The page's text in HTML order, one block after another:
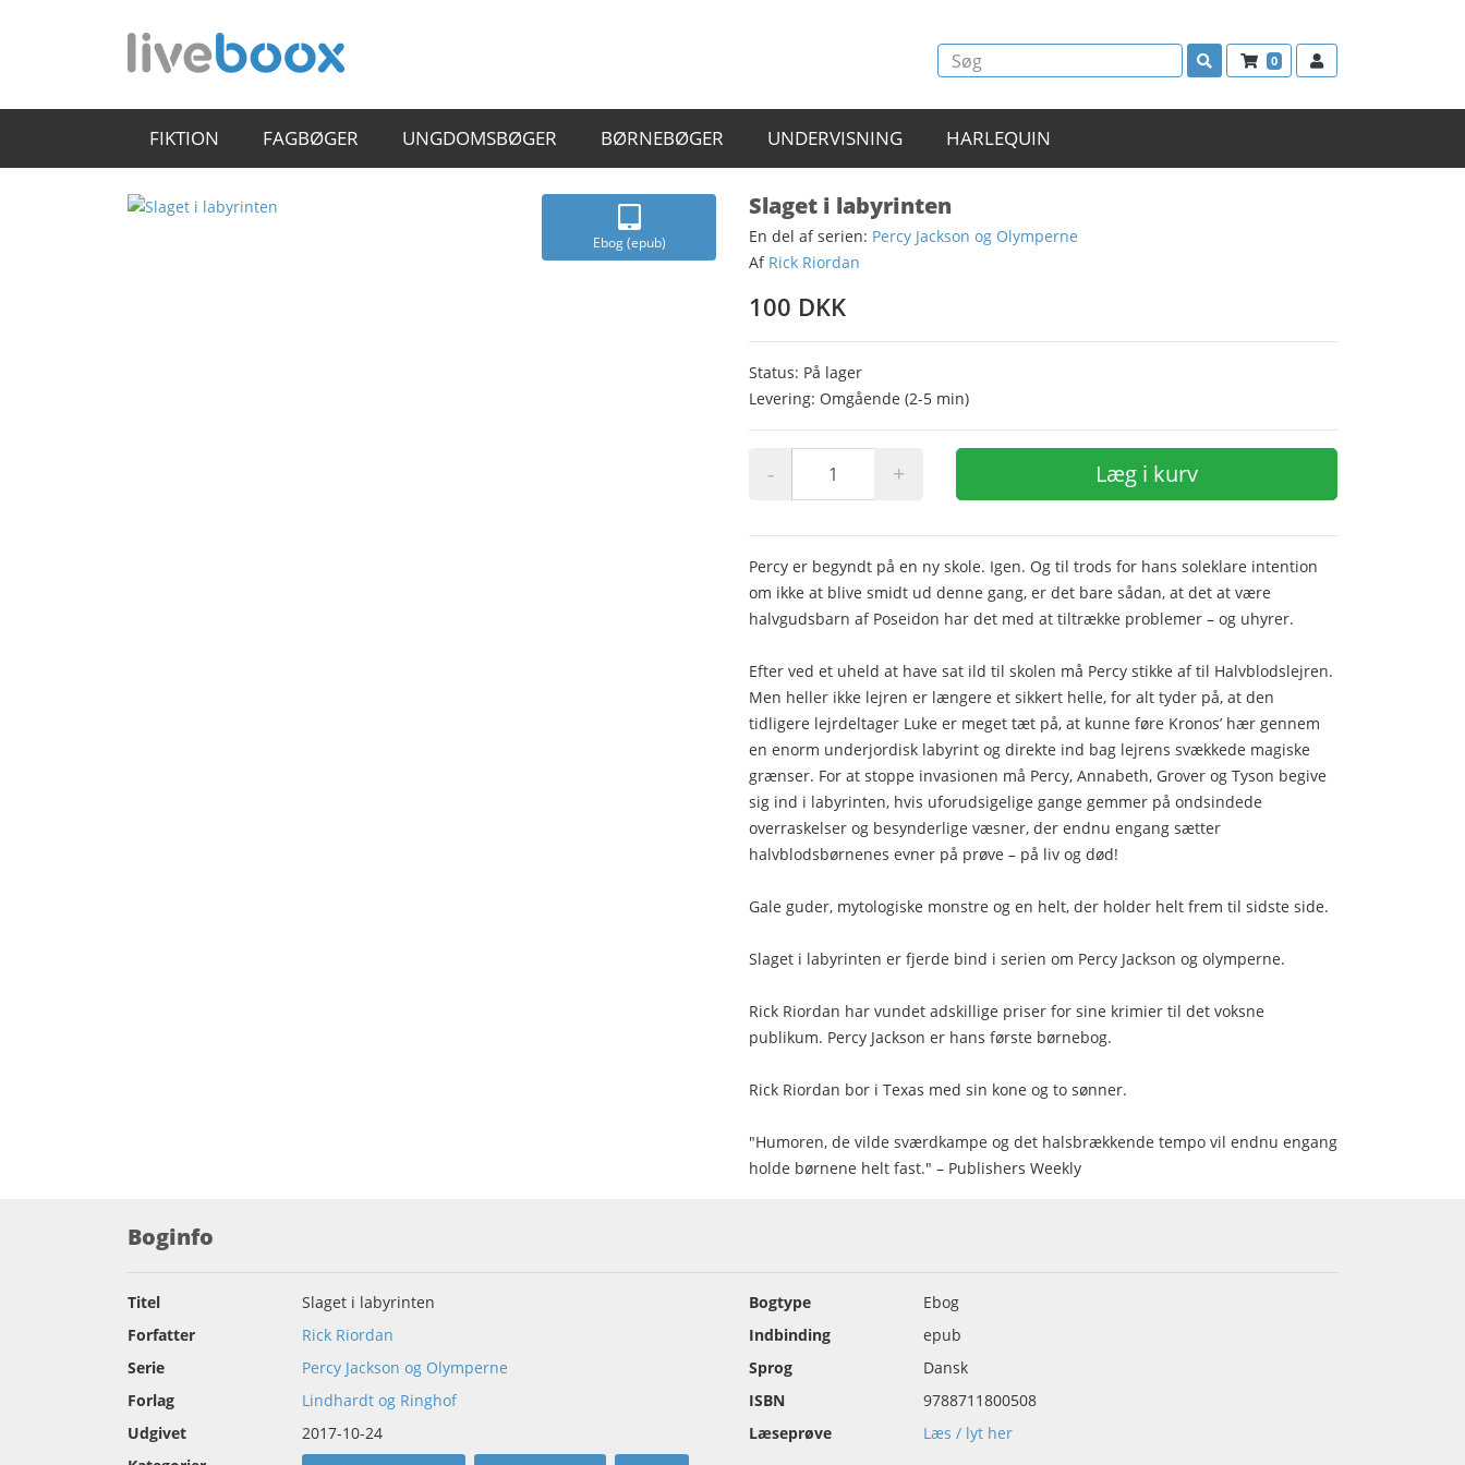
0
FIKTION FAGBØGER UNGDOMSBØGER BØRNEBØGER UNDERVISNING HARLEQUIN
Ebog (epub)
Slaget i labyrinten
En del af serien: Percy Jackson og Olymperne
Af Rick Riordan
100 DKK
Status: På lager
Levering: Omgående (2-5 min)
- + Læg i kurv
Percy er begyndt på en ny skole. Igen. Og til trods for hans soleklare intention
om ikke at blive smidt ud denne gang, er det bare sådan, at det at være
halvgudsbarn af Poseidon har det med at tiltrække problemer – og uhyrer.
Efter ved et uheld at have sat ild til skolen må Percy stikke af til Halvblodslejren.
Men heller ikke lejren er længere et sikkert helle, for alt tyder på, at den
tidligere lejrdeltager Luke er meget tæt på, at kunne føre Kronos’ hær gennem
en enorm underjordisk labyrint og direkte ind bag lejrens svækkede magiske
grænser. For at stoppe invasionen må Percy, Annabeth, Grover og Tyson begive
sig ind i labyrinten, hvis uforudsigelige gange gemmer på ondsindede
overraskelser og besynderlige væsner, der endnu engang sætter
halvblodsbørnenes evner på prøve – på liv og død!
Gale guder, mytologiske monstre og en helt, der holder helt frem til sidste side.
Slaget i labyrinten er fjerde bind i serien om Percy Jackson og olymperne.
Rick Riordan har vundet adskillige priser for sine krimier til det voksne
publikum. Percy Jackson er hans første børnebog.
Rick Riordan bor i Texas med sin kone og to sønner.
"Humoren, de vilde sværdkampe og det halsbrækkende tempo vil endnu engang
holde børnene helt fast." – Publishers Weekly
Boginfo
Titel
Slaget i labyrinten
Forfatter
Rick Riordan
Serie
Percy Jackson og Olymperne
Forlag
Lindhardt og Ringhof
Udgivet
2017-10-24
Bogtype
Ebog
Indbinding
epub
Sprog
Dansk
ISBN
9788711800508
Læseprøve
Læs / lyt her